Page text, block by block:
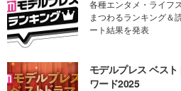
各種エンタメ・ライフ
まつわるランキング＆
ート結果を発表
モデルプレス ベス
ワード2025